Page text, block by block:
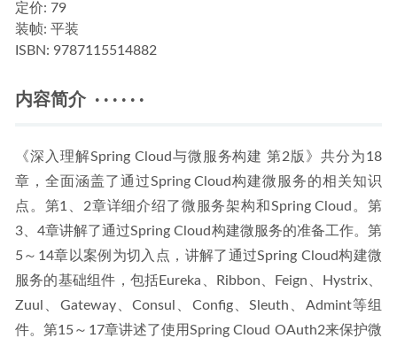
定价: 79
装帧: 平装
ISBN: 9787115514882
内容简介 · · · · · ·
《深入理解Spring Cloud与微服务构建 第2版》共分为18
章，全面涵盖了通过Spring Cloud构建微服务的相关知识
点。第1、2章详细介绍了微服务架构和Spring Cloud。第
3、4章讲解了通过Spring Cloud构建微服务的准备工作。第
5～14章以案例为切入点，讲解了通过Spring Cloud构建微
服务的基础组件，包括Eureka、Ribbon、Feign、Hystrix、
Zuul、Gateway、Consul、Config、Sleuth、Admint等组
件。第15～17章讲述了使用Spring Cloud OAuth2来保护微